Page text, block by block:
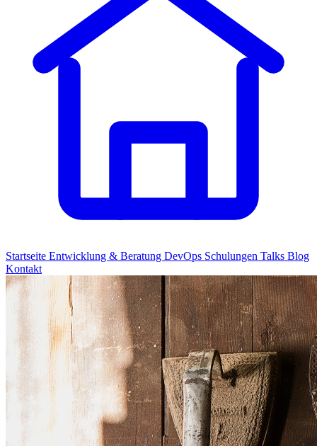
Startseite Entwicklung & Beratung DevOps Schulungen Talks Blog
Kontakt